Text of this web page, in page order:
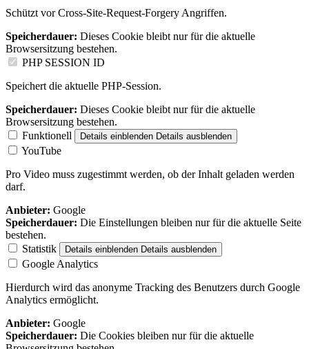
Schützt vor Cross-Site-Request-Forgery Angriffen.
Speicherdauer: Dieses Cookie bleibt nur für die aktuelle
Browsersitzung bestehen.
PHP SESSION ID
Speichert die aktuelle PHP-Session.
Speicherdauer: Dieses Cookie bleibt nur für die aktuelle
Browsersitzung bestehen.
Funktionell
Details einblenden Details ausblenden
YouTube
Pro Video muss zugestimmt werden, ob der Inhalt geladen werden
darf.
Anbieter: Google
Speicherdauer: Die Einstellungen bleiben nur für die aktuelle Seite
bestehen.
Statistik
Details einblenden Details ausblenden
Google Analytics
Hierdurch wird das anonyme Tracking des Benutzers durch Google
Analytics ermöglicht.
Anbieter: Google
Speicherdauer: Die Cookies bleiben nur für die aktuelle